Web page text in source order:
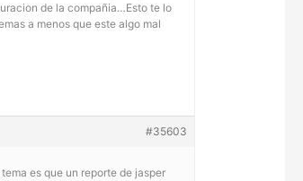
de la compañia…Esto te lo
a menos que este algo mal
#35603
es que un reporte de jasper